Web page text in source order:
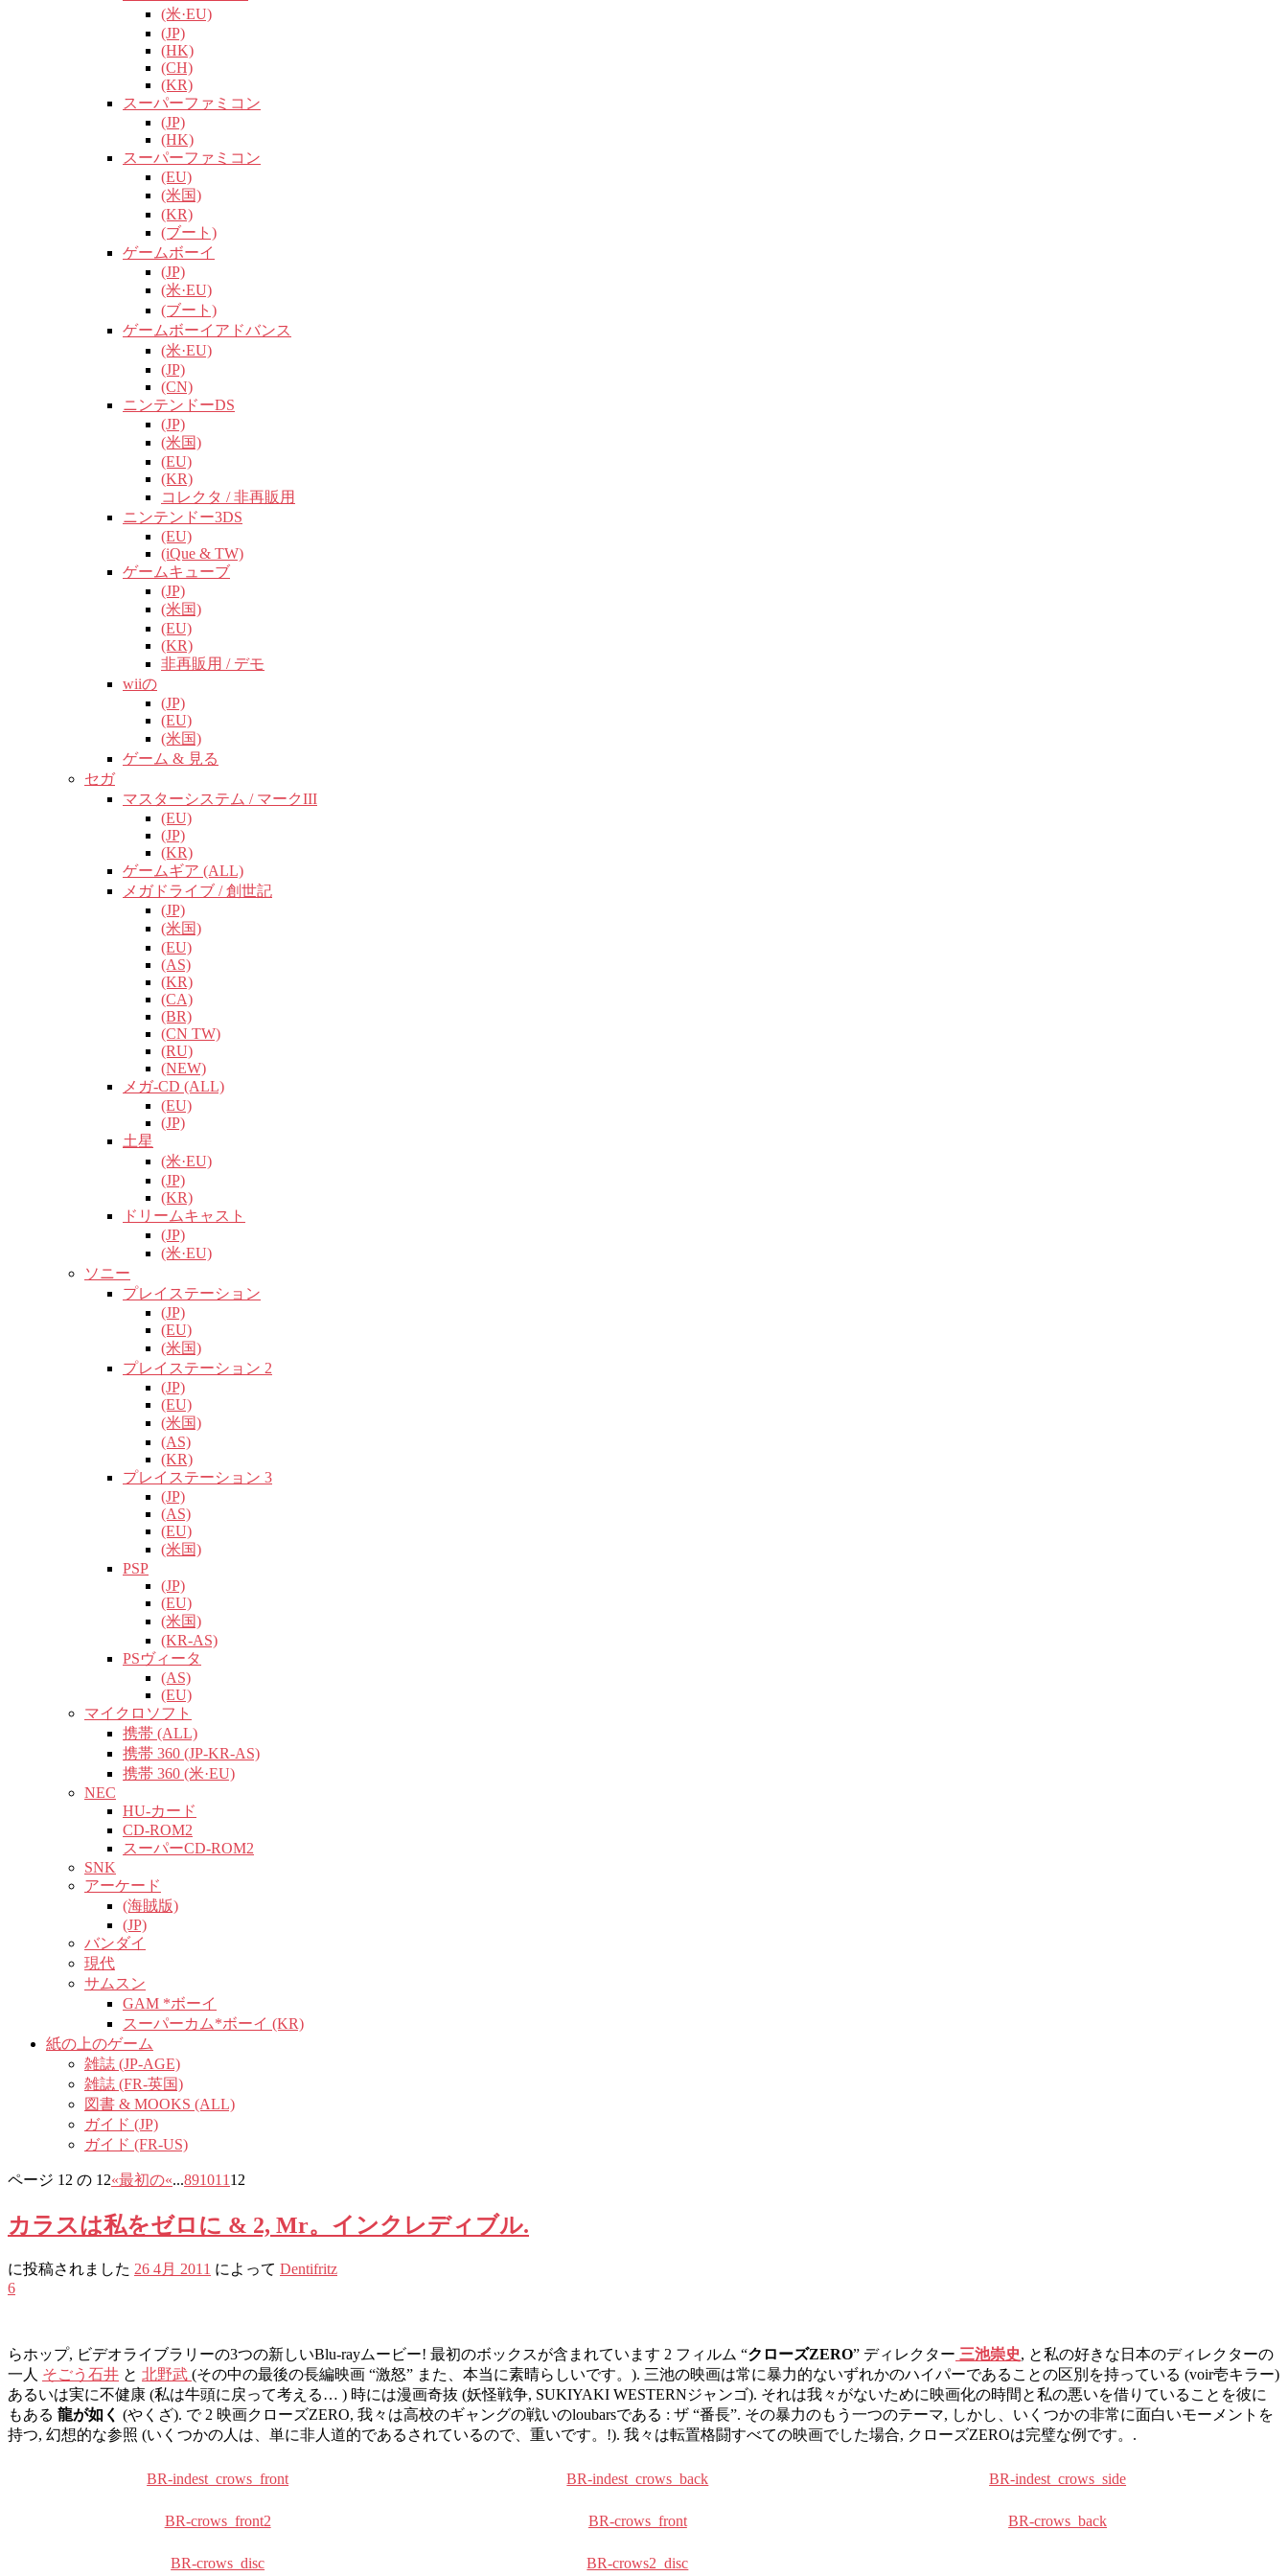
(米·EU)
(JP)
(HK)
(CH)
(KR)
スーパーファミコン
(JP)
(HK)
スーパーファミコン
(EU)
(米国)
(KR)
(ブート)
ゲームボーイ
(JP)
(米·EU)
(ブート)
ゲームボーイアドバンス
(米·EU)
(JP)
(CN)
ニンテンドーDS
(JP)
(米国)
(EU)
(KR)
コレクタ / 非再販用
ニンテンドー3DS
(EU)
(iQue & TW)
ゲームキューブ
(JP)
(米国)
(EU)
(KR)
非再販用 / デモ
wiiの
(JP)
(EU)
(米国)
ゲーム & 見る
セガ
マスターシステム / マークIII
(EU)
(JP)
(KR)
ゲームギア (ALL)
メガドライブ / 創世記
(JP)
(米国)
(EU)
(AS)
(KR)
(CA)
(BR)
(CN TW)
(RU)
(NEW)
メガ-CD (ALL)
(EU)
(JP)
土星
(米·EU)
(JP)
(KR)
ドリームキャスト
(JP)
(米·EU)
ソニー
プレイステーション
(JP)
(EU)
(米国)
プレイステーション 2
(JP)
(EU)
(米国)
(AS)
(KR)
プレイステーション 3
(JP)
(AS)
(EU)
(米国)
PSP
(JP)
(EU)
(米国)
(KR-AS)
PSヴィータ
(AS)
(EU)
マイクロソフト
携帯 (ALL)
携帯 360 (JP-KR-AS)
携帯 360 (米·EU)
NEC
HU-カード
CD-ROM2
スーパーCD-ROM2
SNK
アーケード
(海賊版)
(JP)
バンダイ
現代
サムスン
GAM *ボーイ
スーパーカム*ボーイ (KR)
紙の上のゲーム
雑誌 (JP-AGE)
雑誌 (FR-英国)
図書 & MOOKS (ALL)
ガイド (JP)
ガイド (FR-US)
ページ 12 の 12«最初の«...891011 12
カラスは私をゼロに & 2, Mr。インクレディブル.
に投稿されました 26 4月 2011 によって Dentifritz
6
らホップ, ビデオライブラリーの3つの新しいBlu-rayムービー! 最初のボックスが含まれています 2 フィルム “クローズZERO” ディレクター 三池崇史, と私の好きな​​日本のディレクターの
一人 そごう石井 と 北野武 (その中の最後の長編映画 “激怒” また、本当に素晴らしいです。). 三池の映画は常に暴力的ないずれかのハイパーであることの区別を持っている (voir壱キラー)
あるいは実に不健康 (私は牛頭に戻って考える… ) 時には漫画奇抜 (妖怪戦争, SUKIYAKI WESTERNジャンゴ). それは我々がないために映画化の時間と私の悪いを借りていることを彼に
もある 龍が如く (やくざ). で 2 映画クローズZERO, 我々は高校のギャングの戦いのloubarsである : ザ “番長”. その暴力のもう一つのテーマ, しかし、いくつかの非常に面白いモーメントを
持つ, 幻想的な参照 (いくつかの人は、単に非人道的であるされているので、重いです。!). 我々は転置格闘すべての映画でした場合, クローズZEROは完璧な例です。.
BR-indest_crows_front BR-indest_crows_back BR-indest_crows_side
BR-crows_front2 BR-crows_front BR-crows_back
BR-crows_disc BR-crows2_disc